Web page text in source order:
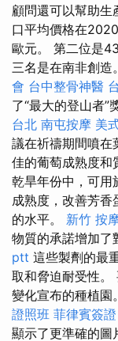
顧問還可以幫助生
口平均價格在
歐元。 第二位是
三名是在南非創造
會 台中整骨神醫
了“最大的登山者”
台北 南屯按摩 美
議在祈禱期間噴在
佳的葡萄成熟度和
乾旱年份中，可用
成熟度，改善芳香
的水平。 新竹 按
物質的承諾增加了
ptt 這些製劑的最
取和脅迫耐受性。
變化宣布的種植園
證照班 菲律賓簽證
顯示了更準確的圖